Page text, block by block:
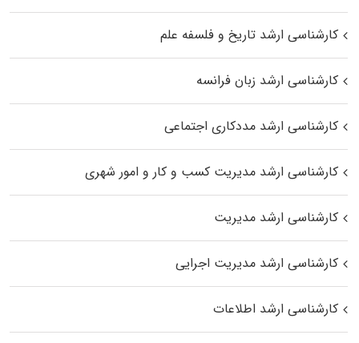
کارشناسی ارشد تاریخ و فلسفه علم
کارشناسی ارشد زبان فرانسه
کارشناسی ارشد مددکاری اجتماعی
کارشناسی ارشد مدیریت کسب و کار و امور شهری
کارشناسی ارشد مدیریت
کارشناسی ارشد مدیریت اجرایی
کارشناسی ارشد اطلاعات